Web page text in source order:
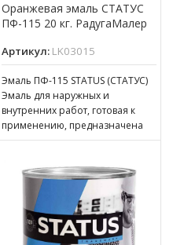
Оранжевая эмаль СТАТУС
ПФ-115 20 кг. РадугаМалер
Артикул: LK03015
Эмаль ПФ-115 STATUS (СТАТУС)
Эмаль для наружных и
внутренних работ, готовая к
применению, предназначена
для покрытия металлических,
оштукатуренных